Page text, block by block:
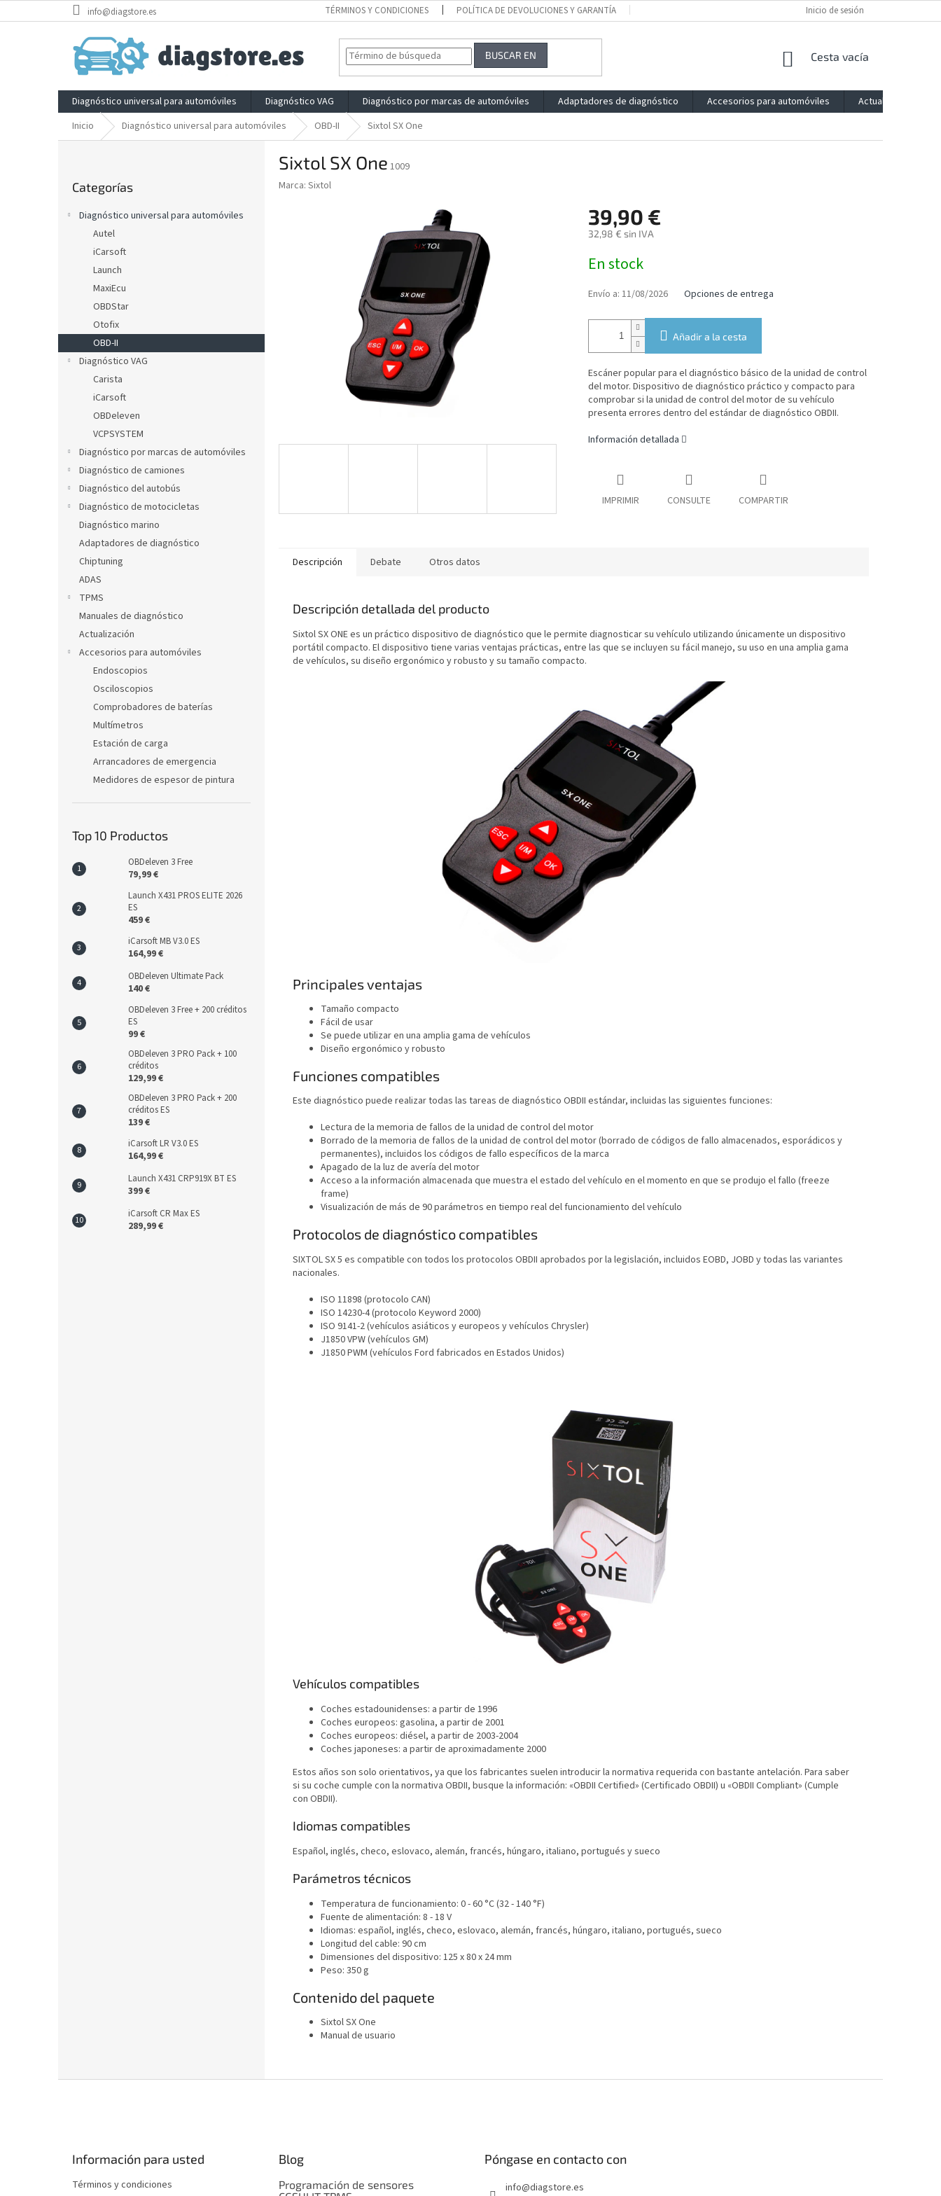
al
info@diagstore.es TÉRMINOS Y CONDICIONES POLÍTICA DE DEVOLUCIONES Y GARANTÍA IMPRESSUM BLOG
Inicio de sesión
BUSCAR EN
CESTA
LA
COMPRA
Cesta vacía
Diagnóstico universal para automóviles Diagnóstico VAG Diagnóstico por marcas de automóviles Adaptadores de diagnóstico Accesorios para automóviles
Actualización
Inicio
Diagnóstico universal para automóviles OBD-II Sixtol SX One
categorías
Categorías
Diagnóstico universal para automóviles
Autel
iCarsoft
Launch
MaxiEcu
OBDStar
Otofix
OBD-II
Diagnóstico VAG
Carista
iCarsoft
OBDeleven
VCPSYSTEM
Diagnóstico por marcas de automóviles
Diagnóstico de camiones
Diagnóstico del autobús
Diagnóstico de motocicletas
Diagnóstico marino
Adaptadores de diagnóstico
Chiptuning
ADAS
TPMS
Manuales de diagnóstico
Actualización
Accesorios para automóviles
Endoscopios
Osciloscopios
Comprobadores de baterías
Multímetros
Estación de carga
Arrancadores de emergencia
Medidores de espesor de pintura
Top 10 Productos
OBDeleven 3 Free
79,99 €
Launch X431 PROS ELITE 2026
ES
459 €
iCarsoft MB V3.0 ES
164,99 €
OBDeleven Ultimate Pack
140 €
OBDeleven 3 Free + 200 créditos
ES
99 €
OBDeleven 3 PRO Pack + 100
créditos
129,99 €
OBDeleven 3 PRO Pack + 200
créditos ES
139 €
iCarsoft LR V3.0 ES
164,99 €
Launch X431 CRP919X BT ES
399 €
iCarsoft CR Max ES
289,99 €
Sixtol SX One 1009
Marca: Sixtol
39,90 €
32,98 € sin IVA
de
medida:
En stock
Envío a: 11/08/2026 Opciones de entrega
Añadir a la cesta
Escáner popular para el diagnóstico básico de la unidad de control
del motor. Dispositivo de diagnóstico práctico y compacto para
comprobar si la unidad de control del motor de su vehículo
presenta errores dentro del estándar de diagnóstico OBDII.
Información detallada
IMPRIMIR CONSULTE COMPARTIR
Descripción Debate Otros datos
Descripción detallada del producto
Sixtol SX ONE es un práctico dispositivo de diagnóstico que le permite diagnosticar su vehículo utilizando únicamente un dispositivo
portátil compacto. El dispositivo tiene varias ventajas prácticas, entre las que se incluyen su fácil manejo, su uso en una amplia gama
de vehículos, su diseño ergonómico y robusto y su tamaño compacto.
Principales ventajas
Tamaño compacto
Fácil de usar
Se puede utilizar en una amplia gama de vehículos
Diseño ergonómico y robusto
Funciones compatibles
Este diagnóstico puede realizar todas las tareas de diagnóstico OBDII estándar, incluidas las siguientes funciones:
Lectura de la memoria de fallos de la unidad de control del motor
Borrado de la memoria de fallos de la unidad de control del motor (borrado de códigos de fallo almacenados, esporádicos y
permanentes), incluidos los códigos de fallo específicos de la marca
Apagado de la luz de avería del motor
Acceso a la información almacenada que muestra el estado del vehículo en el momento en que se produjo el fallo (freeze
frame)
Visualización de más de 90 parámetros en tiempo real del funcionamiento del vehículo
Protocolos de diagnóstico compatibles
SIXTOL SX 5 es compatible con todos los protocolos OBDII aprobados por la legislación, incluidos EOBD, JOBD y todas las variantes
nacionales.
ISO 11898 (protocolo CAN)
ISO 14230-4 (protocolo Keyword 2000)
ISO 9141-2 (vehículos asiáticos y europeos y vehículos Chrysler)
J1850 VPW (vehículos GM)
J1850 PWM (vehículos Ford fabricados en Estados Unidos)
Vehículos compatibles
Coches estadounidenses: a partir de 1996
Coches europeos: gasolina, a partir de 2001
Coches europeos: diésel, a partir de 2003-2004
Coches japoneses: a partir de aproximadamente 2000
Estos años son solo orientativos, ya que los fabricantes suelen introducir la normativa requerida con bastante antelación. Para saber
si su coche cumple con la normativa OBDII, busque la información: «OBDII Certified» (Certificado OBDII) u «OBDII Compliant» (Cumple
con OBDII).
Idiomas compatibles
Español, inglés, checo, eslovaco, alemán, francés, húngaro, italiano, portugués y sueco
Parámetros técnicos
Temperatura de funcionamiento: 0 - 60 °C (32 - 140 °F)
Fuente de alimentación: 8 - 18 V
Idiomas: español, inglés, checo, eslovaco, alemán, francés, húngaro, italiano, portugués, sueco
Longitud del cable: 90 cm
Dimensiones del dispositivo: 125 x 80 x 24 mm
Peso: 350 g
Contenido del paquete
Sixtol SX One
Manual de usuario
Información para usted
Términos y condiciones
Blog
Programación de sensores
Póngase en contacto con
info@diagstore.es